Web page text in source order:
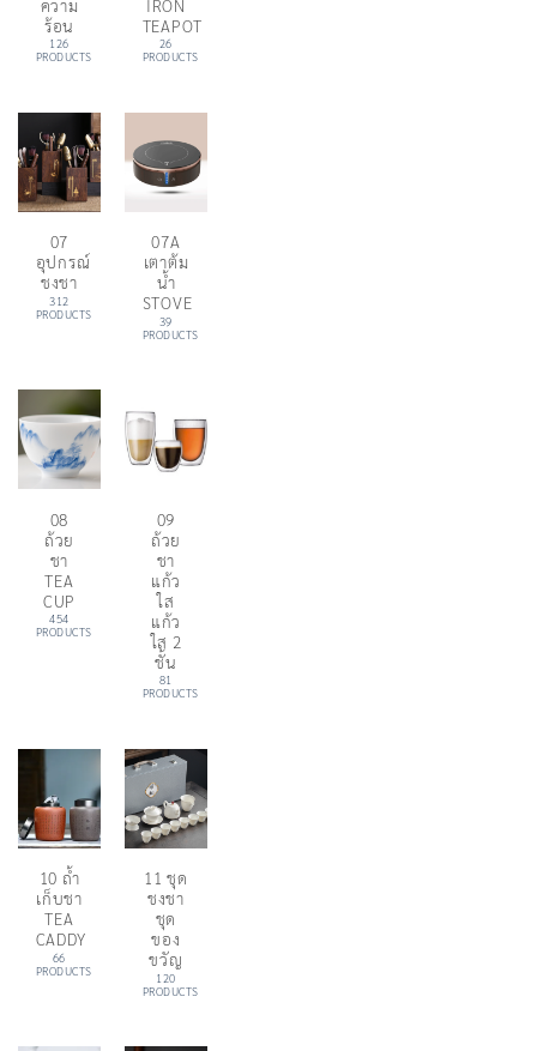
ความ
ร้อน
126
PRODUCTS
IRON
TEAPOT
26
PRODUCTS
07
อุปกรณ์
ชงชา
312
PRODUCTS
07A
เตาต้ม
น้ำ
STOVE
39
PRODUCTS
08
ถ้วย
ชา
TEA
CUP
454
PRODUCTS
09
ถ้วย
ชา
แก้ว
ใส
แก้ว
ใส 2
ชั้น
81
PRODUCTS
10 ถ้ำ
เก็บชา
TEA
CADDY
66
PRODUCTS
11 ชุด
ชงชา
ชุด
ของ
ขวัญ
120
PRODUCTS